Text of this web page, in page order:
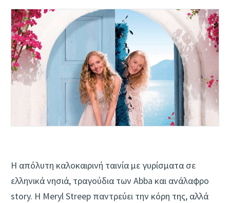
Η απόλυτη καλοκαιρινή ταινία με γυρίσματα σε
ελληνικά νησιά, τραγούδια των Abba και ανάλαφρο
story. Η Meryl Streep παντρεύει την κόρη της, αλλά